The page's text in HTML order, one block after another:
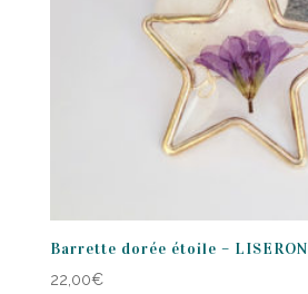
Barrette dorée étoile – LISERON
22,00€